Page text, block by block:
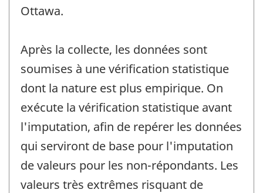
Ottawa.
Après la collecte, les données sont
soumises à une vérification statistique
dont la nature est plus empirique. On
exécute la vérification statistique avant
l'imputation, afin de repérer les données
qui serviront de base pour l'imputation
de valeurs pour les non-répondants. Les
valeurs très extrêmes risquant de